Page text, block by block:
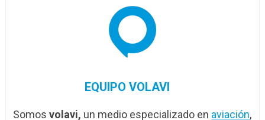
EQUIPO VOLAVI
Somosvolavi, un medio especializado en aviación,